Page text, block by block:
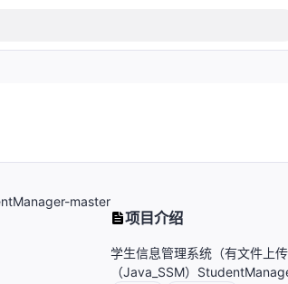
master
项目介绍
学生信息管理系统（有文件上
（Java_SSM）